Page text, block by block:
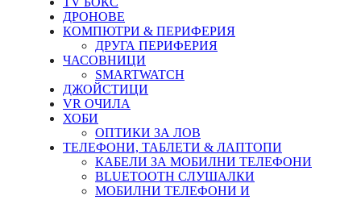
ДРОНОВЕ
КОМПЮТРИ & ПЕРИФЕРИЯ
ДРУГА ПЕРИФЕРИЯ
ЧАСОВНИЦИ
SMARTWATCH
ДЖОЙСТИЦИ
VR ОЧИЛА
ХОБИ
ОПТИКИ ЗА ЛОВ
ТЕЛЕФОНИ, ТАБЛЕТИ & ЛАПТОПИ
КАБЕЛИ ЗА МОБИЛНИ ТЕЛЕФОНИ
BLUETOOTH СЛУШАЛКИ
МОБИЛНИ ТЕЛЕФОНИ И